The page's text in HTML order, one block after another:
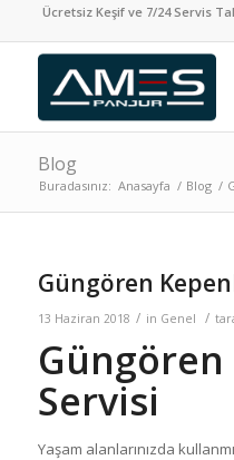
Ücretsiz Keşif ve 7/24 Servis
Blog
Buradasınız: Anasayfa / Blog /
Güngören
13 Haziran 2018 / in Genel /
Servisi
Yaşam alanlarınızda